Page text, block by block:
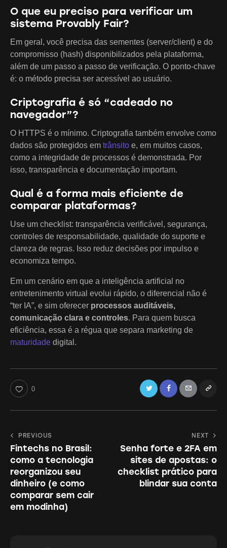
O que eu preciso para verificar um
sistema Provably Fair?
Em geral, você precisa das sementes (server/client) e do
compromisso (hash) disponibilizados pela plataforma,
além de um passo a passo de verificação. O ponto-chave
é: o método precisa ser acessível ao usuário.
Criptografia é só “cadeado no
navegador”?
O HTTPS é o mínimo. Criptografia também envolve como
dados são protegidos em trânsito e, em muitos casos,
como a integridade de processos é demonstrada. Por
isso, transparência e documentação importam.
Qual é a forma mais eficiente de
comparar plataformas?
Use um checklist: transparência verificável, segurança,
controles de responsabilidade, qualidade do suporte e
clareza de regras. Isso reduz decisões por impulso e
economiza tempo.
Em um cenário em que a inteligência artificial no
entretenimento virtual evolui rápido, o diferencial não é
“ter IA”, e sim oferecer processos auditáveis,
comunicação clara e controles. Para quem busca
eficiência, essa é a régua que separa marketing de
maturidade digital.
0 Twitter FacebookEmail Copy
Navegação
de
Post
PREVIOUS
Fintechs no Brasil:
como a tecnologia
reorganizou seu
dinheiro (e como
comparar sem cair
em modinha)
NEXT
Senha forte e 2FA em
sites de apostas: o
checklist prático para
blindar sua conta